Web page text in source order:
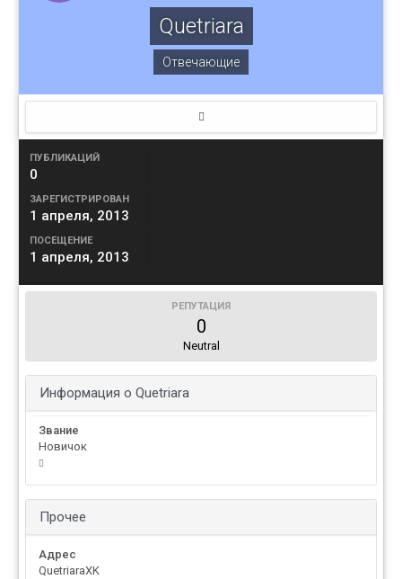
Quetriara
Отвечающие
ПУБЛИКАЦИЙ
0
ЗАРЕГИСТРИРОВАН
1 апреля, 2013
ПОСЕЩЕНИЕ
1 апреля, 2013
РЕПУТАЦИЯ
0
Neutral
Информация о Quetriara
Звание
Новичок
Прочее
Адрес
QuetriaraXK